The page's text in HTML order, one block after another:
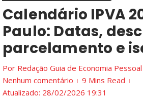
Calendário IPVA
Paulo: Datas,
parcelamento e
Por Redação Guia de Economia Pessoal
Nenhum comentário
9 Mins Read
Atualizado: 28/02/2026 19:31